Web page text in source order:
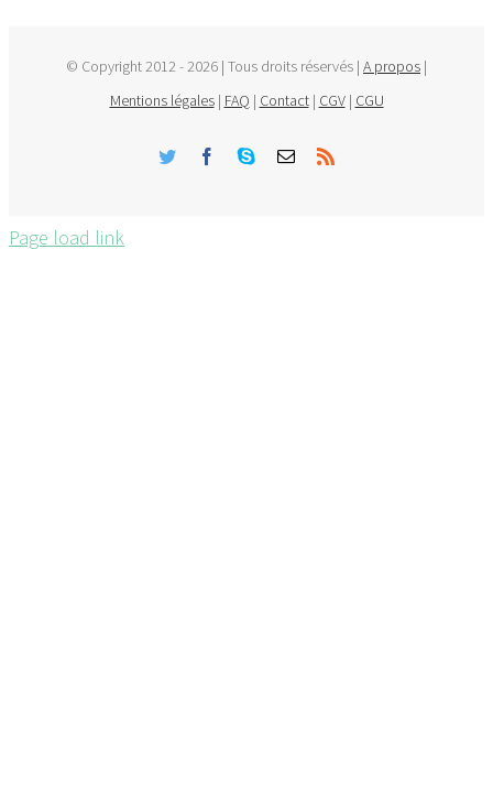
© Copyright 2012 -2026 | Tous droits réservés | A propos |
Mentions légales| FAQ | Contact| CGV| CGU
Twitter Facebook
SkypeEmailRss
Page load link